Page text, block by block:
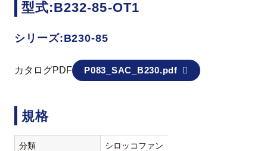
型式:B232-85-OT1
シリーズ:B230-85
カタログPDF P083_SAC_B230.pdf
規格
分類 シロッコファン